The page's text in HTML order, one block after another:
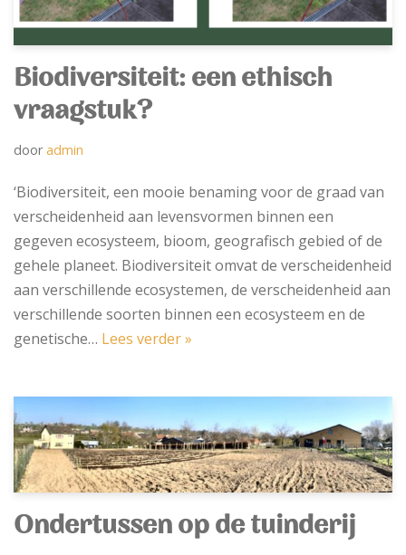
Biodiversiteit: een ethisch
vraagstuk?
dooradmin
‘Biodiversiteit, een mooie benaming voor de graad van
verscheidenheid aan levensvormen binnen een
gegeven ecosysteem, bioom, geografisch gebied of de
gehele planeet. Biodiversiteit omvat de verscheidenheid
aan verschillende ecosystemen, de verscheidenheid aan
verschillende soorten binnen een ecosysteem en de
genetische… Lees verder »
Ondertussen op de tuinderij